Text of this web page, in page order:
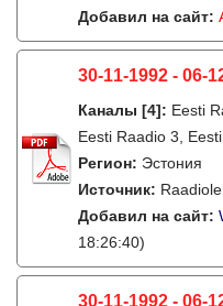
Добавил на сайт:
30-11-1992 - 06-
Каналы [4]: Eesti
Eesti Raadio 3,
Регион: Эстония
Источник:
Добавил на сайт:
18:26:40)
30-11-1992 - 06-